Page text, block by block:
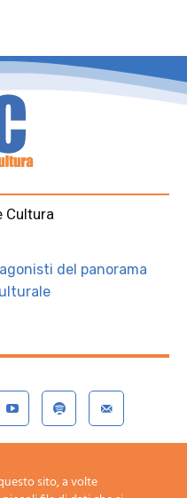
Cultura
del panorama
sito, a volte